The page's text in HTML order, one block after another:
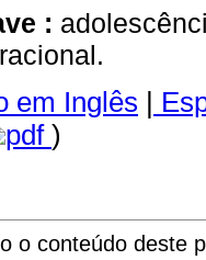
:
em Inglês |
pdf )
o conteúdo deste